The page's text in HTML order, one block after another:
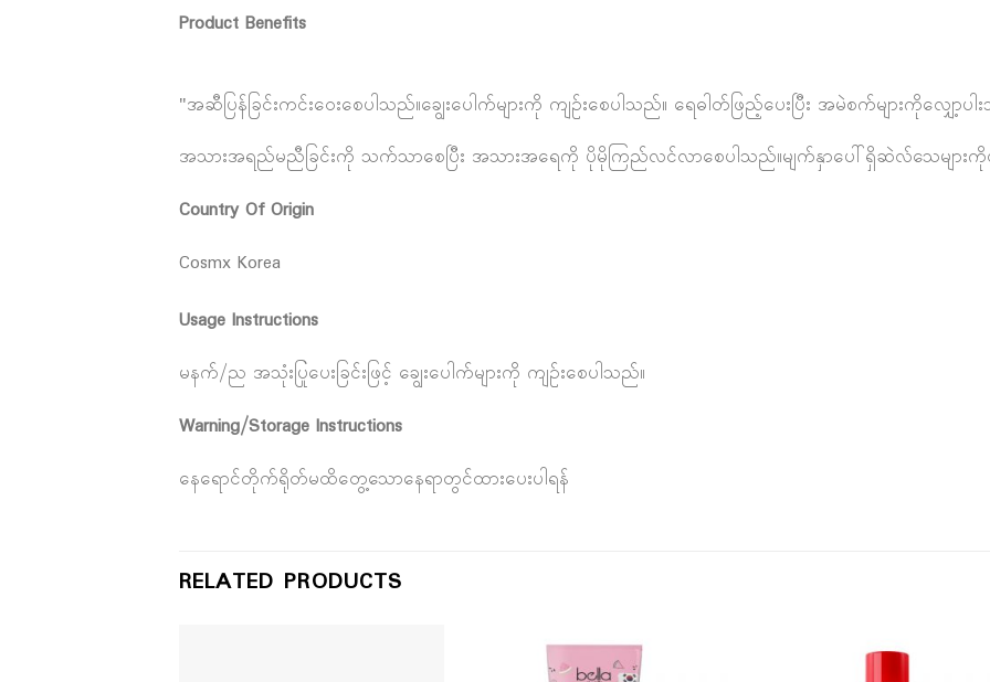
Product Benefits
"အဆီပြန်ခြင်းကင်းဝေးစေပါသည်။ချွေးပေါက်များကို ကျဉ်းစေပါသည်။ ရေဓါတ်ဖြည့်ပေးပြီး အမဲစက်များကိုလျှော့
အသားအရည်မညီခြင်းကို သက်သာစေပြီး အသားအရေကို ပိုမိုကြည်လင်လာစေပါသည်။မျက်နှာပေါ်ရှိဆဲလ်သေများကို
Country Of Origin
Cosmx Korea
Usage Instructions
မနက်/ည အသုံးပြုပေးခြင်းဖြင့် ချွေးပေါက်များကို ကျဥ်းစေပါသည်။
Warning/Storage Instructions
နေရောင်တိုက်ရိုတ်မထိတွေ့သောနေရာတွင်ထားပေးပါရန်
RELATED PRODUCTS